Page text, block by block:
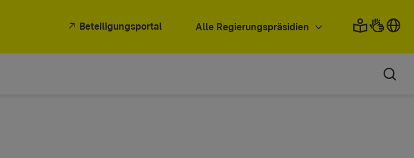
Beteiligungsportal Alle Regierungspräsidien